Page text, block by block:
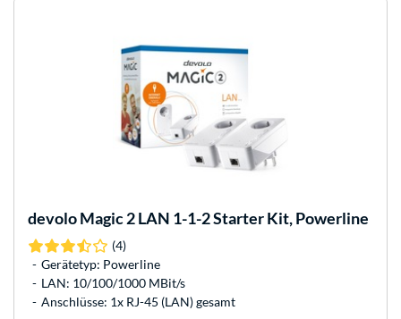
devoloMagic 2 LAN 1-1-2 Starter Kit, Powerline
(4)
Gerätetyp: Powerline
LAN: 10/100/1000 MBit/s
Anschlüsse: 1x RJ-45 (LAN) gesamt